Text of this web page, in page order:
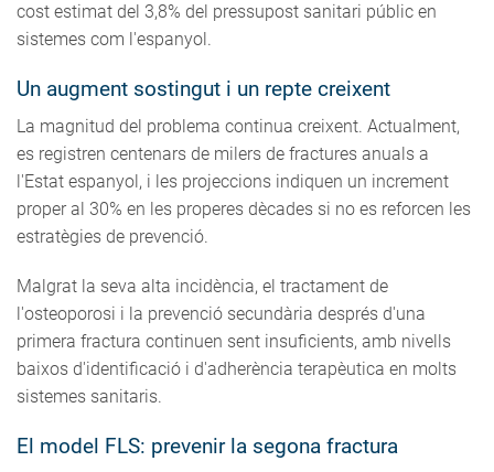
cost estimat del 3,8% del pressupost sanitari públic en
sistemes com l'espanyol.
Un augment sostingut i un repte creixent
La magnitud del problema continua creixent. Actualment,
es registren centenars de milers de fractures anuals a
l'Estat espanyol, i les projeccions indiquen un increment
proper al 30% en les properes dècades si no es reforcen les
estratègies de prevenció.
Malgrat la seva alta incidència, el tractament de
l'osteoporosi i la prevenció secundària després d'una
primera fractura continuen sent insuficients, amb nivells
baixos d'identificació i d'adherència terapèutica en molts
sistemes sanitaris.
El model FLS: prevenir la segona fractura